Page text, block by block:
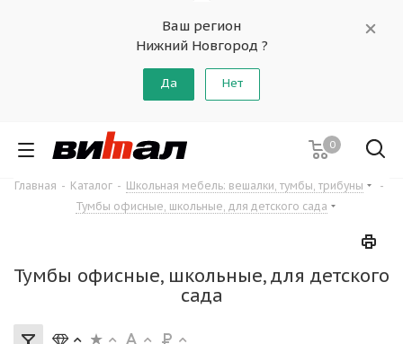
Ваш регион
Нижний Новгород ?
Да Нет
0
Главная - Каталог - Школьная мебель: вешалки, тумбы, трибуны
-
Тумбы офисные, школьные, для детского сада
Тумбы офисные, школьные, для детского
сада